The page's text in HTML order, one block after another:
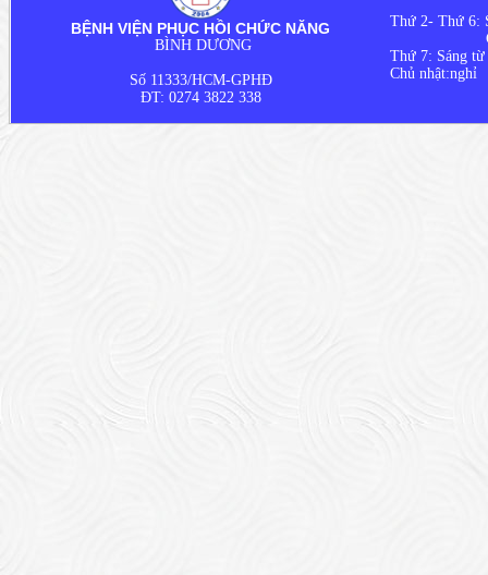
BỆNH VIỆN PHỤC HỒI CHỨC NĂNG
BÌNH DƯƠNG
Số 11333/HCM-GPHĐ
ĐT: 0274 3822 338
Thứ 2- Thứ 6:
Chiều từ
Thứ 7: Sáng từ
Chủ nhật:nghỉ